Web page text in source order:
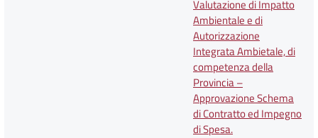
Valutazione di Impatto
Ambientale e di
Autorizzazione
Integrata Ambietale, di
competenza della
Provincia –
Approvazione Schema
di Contratto ed Impegno
di Spesa.